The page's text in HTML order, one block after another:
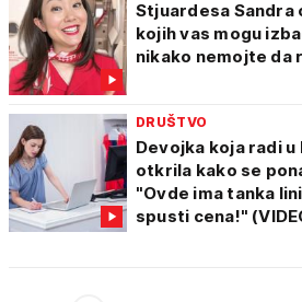
Stjuardesa
kojih vas mogu
nikako nemojte da
DRUŠTVO
Devojka koja radi
otkrila kako se
"Ovde ima tanka
spusti cena!"